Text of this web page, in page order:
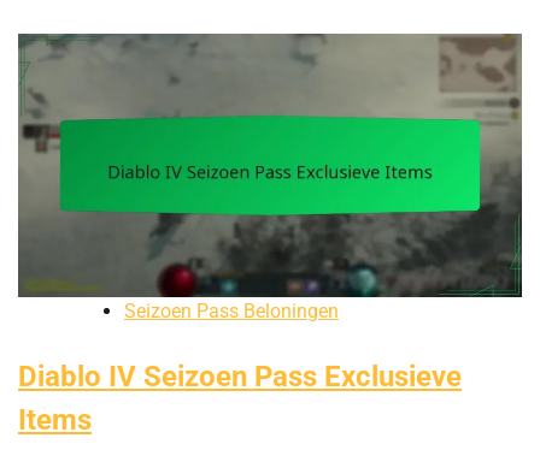
Seizoen Pass Beloningen
Diablo IV Seizoen Pass Exclusieve
Items